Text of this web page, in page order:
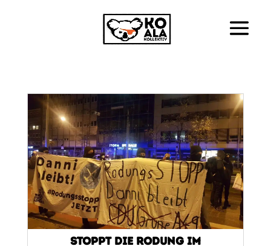
Stoppt die Rodung im